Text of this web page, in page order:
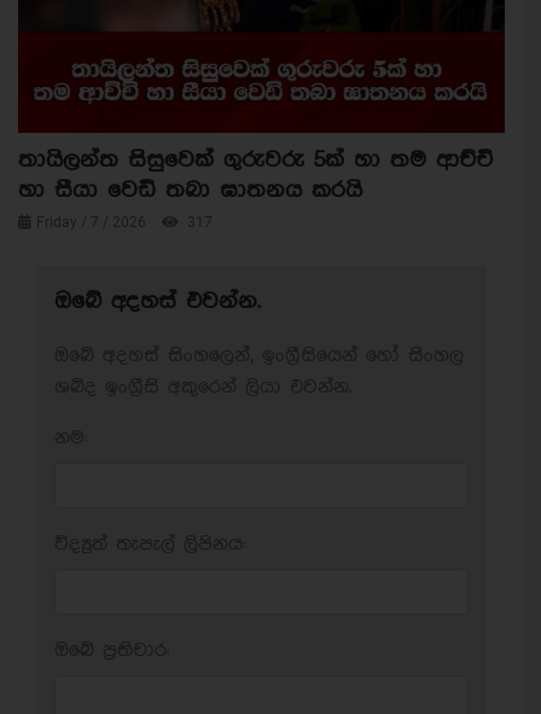
තායිලන්ත සිසුවෙක් ගුරුවරු 5ක් හා තම ආච්චි
හා සීයා වෙඩි තබා ඝාතනය කරයි
Friday / 7 / 2026 317
ඔබේ අදහස් එවන්න.